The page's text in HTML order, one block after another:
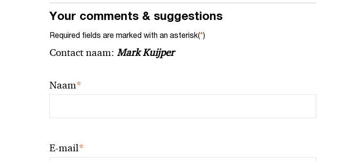
Your comments & suggestions
Required fields are marked with an asterisk(*)
Contact naam: Mark Kuijper
Naam*
E-mail*